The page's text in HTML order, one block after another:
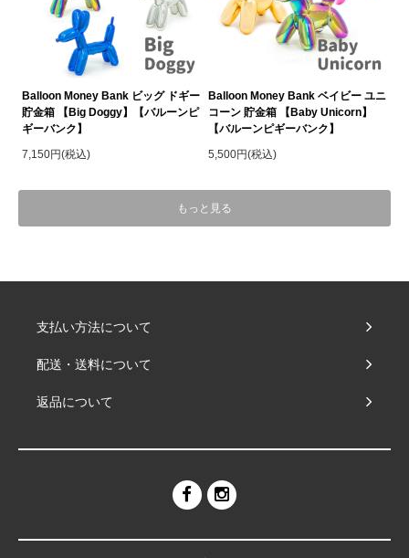
Balloon Money Bank ビッグ ドギー
貯金箱 【Big Doggy】【バルーンピ
ギーバンク】
7,150円(税込)
Balloon Money Bank ベイビー ユニ
コーン 貯金箱 【Baby Unicorn】
【バルーンピギーバンク】
5,500円(税込)
もっと見る
支払い方法について
配送・送料について
返品について